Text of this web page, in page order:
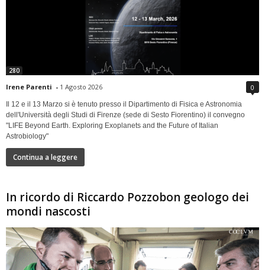
280
Irene Parenti - 1 Agosto 2026 0
Il 12 e il 13 Marzo si è tenuto presso il Dipartimento di Fisica e Astronomia
dell'Università degli Studi di Firenze (sede di Sesto Fiorentino) il convegno
"LIFE Beyond Earth. Exploring Exoplanets and the Future of Italian
Astrobiology"
Continua a leggere
In ricordo di Riccardo Pozzobon geologo dei
mondi nascosti